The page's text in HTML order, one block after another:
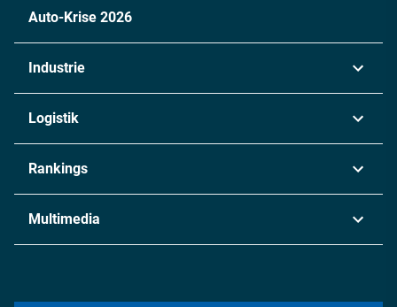
Auto-Krise 2026
Industrie
Chemie
Metall
Energie
Logistik
Rankings
Multimedia